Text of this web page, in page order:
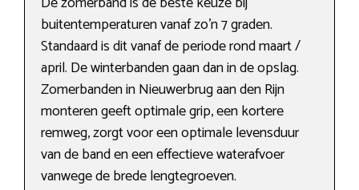
buitentemperaturen vanaf zo’n 7 graden.
Standaard is dit vanaf de periode rond maart /
april. De winterbanden gaan dan in de opslag.
Zomerbanden in Nieuwerbrug aan den Rijn
monteren geeft optimale grip, een kortere
remweg, zorgt voor een optimale levensduur
van de band en een effectieve waterafvoer
vanwege de brede lengtegroeven.